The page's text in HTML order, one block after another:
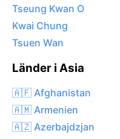
Tseung Kwan O
Kwai Chung
Tsuen Wan
Länder i Asia
🇦🇫 Afghanistan
🇦🇲 Armenien
🇦🇿 Azerbajdzjan